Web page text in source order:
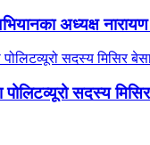
अध्यक्ष नारायण
सदस्य मिसिर